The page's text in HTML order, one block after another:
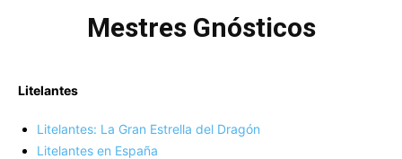
Mestres Gnósticos
Litelantes
Litelantes: La Gran Estrella del Dragón
Litelantes en España